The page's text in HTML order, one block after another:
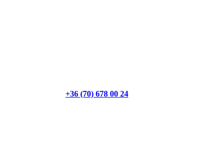
+36 (70) 678 00 24